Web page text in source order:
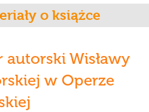
o książce
autorski Wisławy
w Operze